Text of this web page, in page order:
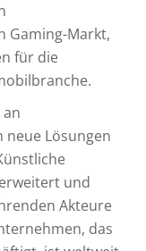
Gaming-Markt,
für die
Lösungen
und
Akteure
das